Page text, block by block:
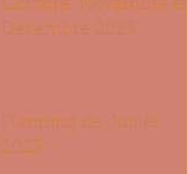
Octobre, Novembre et
Décembre 2023
Planning de Juillet
2023